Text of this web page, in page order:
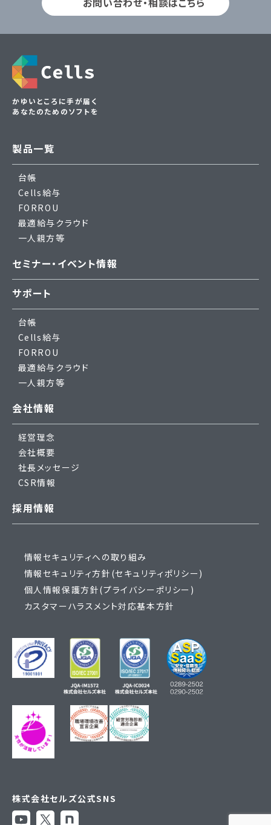
かゆいところに手が届く
あなたのためのソフトを
製品一覧
台帳
Cells給与
FORROU
最適給与クラウド
一人親方等
セミナー・イベント情報
サポート
台帳
Cells給与
FORROU
最適給与クラウド
一人親方等
会社情報
経営理念
会社概要
社長メッセージ
CSR情報
採用情報
情報セキュリティへの取り組み
情報セキュリティ方針(セキュリティポリシー)
個人情報保護方針(プライバシーポリシー)
カスタマーハラスメント対応基本方針
株式会社セルズ公式SNS